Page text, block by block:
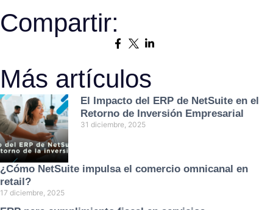
Compartir:
Más artículos
El Impacto del ERP de NetSuite en el
Retorno de Inversión Empresarial
31 diciembre, 2025
¿Cómo NetSuite impulsa el comercio omnicanal en
retail?
17 diciembre, 2025